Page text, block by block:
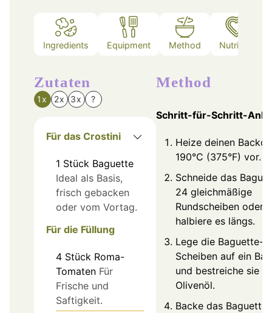
Ingredients Equipment Method Nutrition
Zutaten
1x 2x 3x ?
Für das Crostini
1 Stück Baguette
Ideal als Basis,
frisch gebacken
oder vom Vortag.
Für die Füllung
4 Stück Roma-
Tomaten Für
Frische und
Saftigkeit.
Method
Schritt-für-Schritt-
Heize deinen
190°C (375°F) vor.
Schneide das
24 gleichmäßige
Rundscheiben oder
halbiere es längs.
Lege die Baguette-
Scheiben auf ein
und bestreiche sie
Olivenöl.
Backe das Baguette